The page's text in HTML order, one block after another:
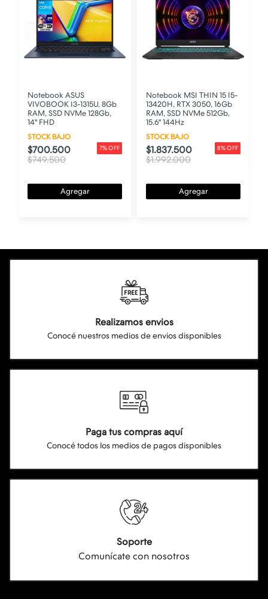
Notebook ASUS
VIVOBOOK I3-1315U, 8Gb
RAM, SSD NVMe 128Gb,
14" FHD
STOCK BAJO
7% OFF
$700.500
$749.500
Agregar
Notebook MSI THIN 15 I5-
13420H, RTX 3050, 16Gb
RAM, SSD NVMe 512Gb,
15.6" 144Hz
STOCK BAJO
8% OFF
$1.837.500
$1.992.000
Agregar
Realizamos envios
Conocé nuestros medios de envios disponibles
Paga tus compras aquí
Conocé todos los medios de pagos disponibles
Soporte
Comunícate con nosotros